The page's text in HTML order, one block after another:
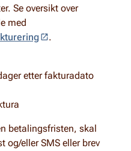
Se oversikt over
med
.
etter fakturadato
betalingsfristen, skal
og/eller SMS eller brev